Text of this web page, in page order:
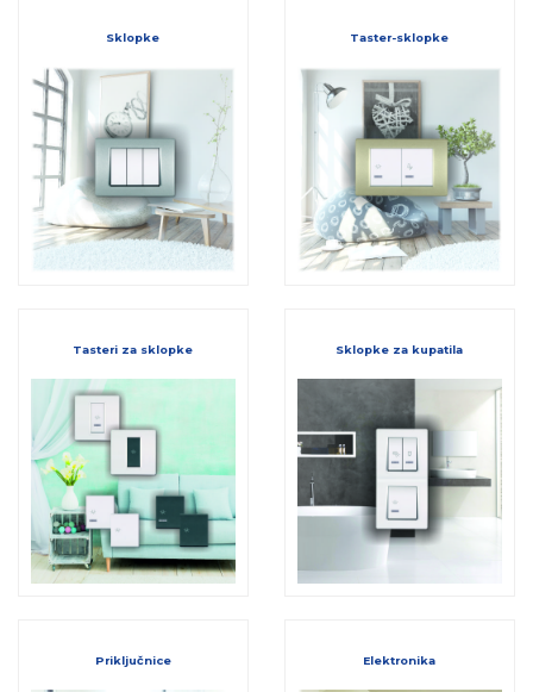
Sklopke Taster-sklopke
Tasteri za sklopke Sklopke za kupatila
Priključnice Elektronika